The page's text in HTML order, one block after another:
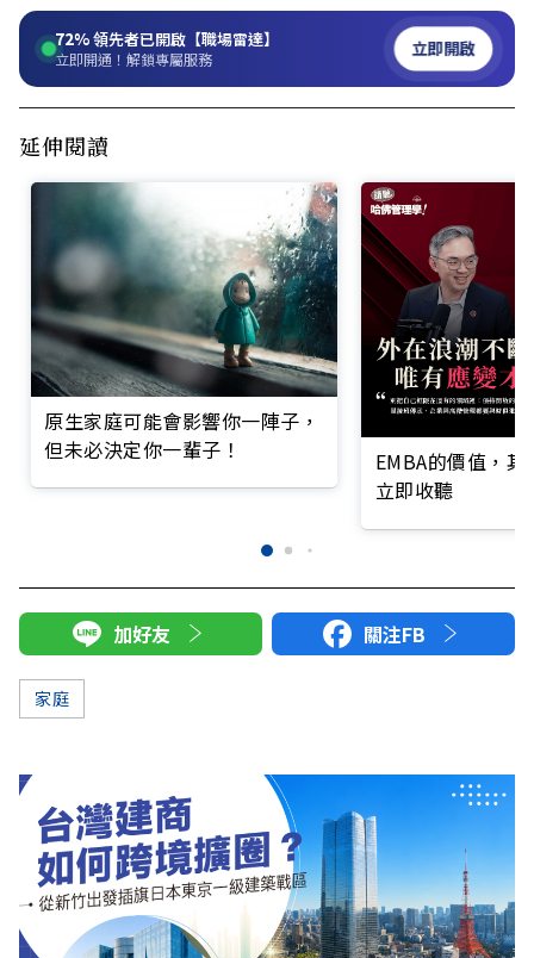
72%領先者已開啟【職場雷達】
立即開通！解鎖專屬服務 立即開啟
延伸閱讀
原生家庭可能會影響你一陣子，
但未必決定你一輩子！
EMBA的價值，
立即收聽
加好友 關注FB
家庭